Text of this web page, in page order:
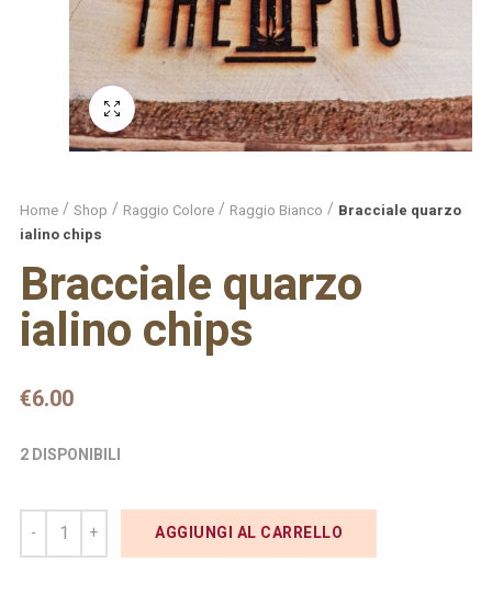
Schermo intero
Home Shop Raggio Colore Raggio Bianco
Bracciale quarzo
ialino chips
Bracciale quarzo
ialino chips
€6.00
2 DISPONIBILI
AGGIUNGI AL CARRELLO